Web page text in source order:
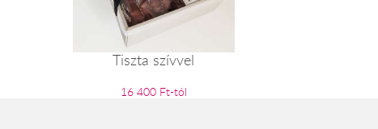
Tiszta szívvel
16 400 Ft-tól